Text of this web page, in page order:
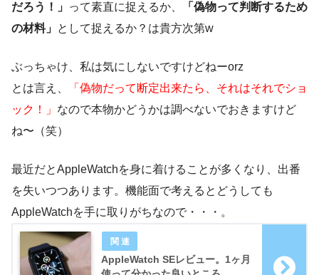
だろう！」 って素直に捉えるか、
「偽物って判断するため
の材料」 として捉えるか？は貴方次第w
ぶっちゃけ、私は気にしないですけどねーorz
とは言え、
「偽物だって断定出来たら、それはそれでショ
ック！」 なので本物かどうかは調べないでおきますけど
ね〜（笑）
最近だとAppleWatchを身に着けることが多くなり、出番
を失いつつあります。機能面で考えるとどうしても
AppleWatchを手に取りがちなので・・・。
AppleWatch SEレビュー。1ヶ月